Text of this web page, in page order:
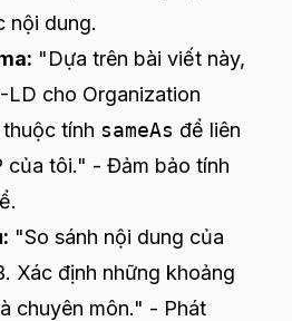
nội dung.
"Dựa trên bài viết này,
LD cho Organization
tính sameAs để liên
của tôi." - Đảm bảo tính
"So sánh nội dung của
Xác định những khoảng
chuyên môn." - Phát